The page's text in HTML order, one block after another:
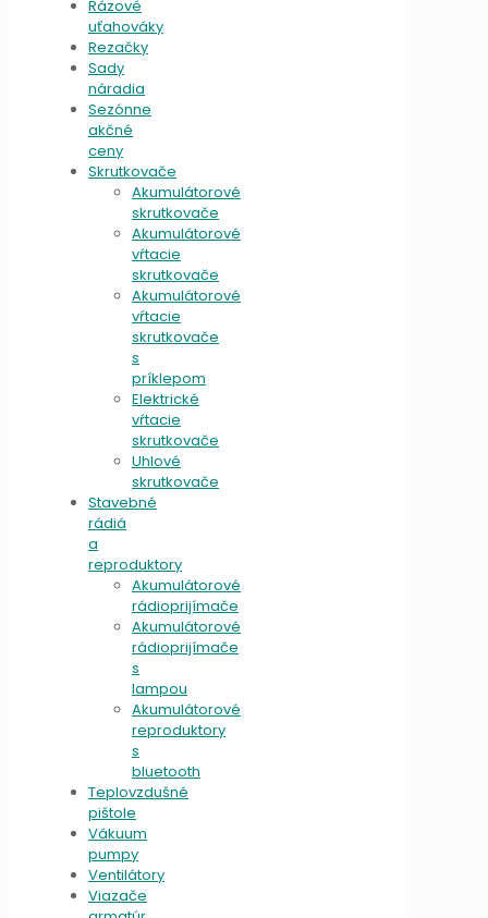
Rázové
uťahováky
Rezačky
Sady
náradia
Sezónne
akčné
ceny
Skrutkovače
Akumulátorové
skrutkovače
Akumulátorové
vŕtacie
skrutkovače
Akumulátorové
vŕtacie
skrutkovače
s
príklepom
Elektrické
vŕtacie
skrutkovače
Uhlové
skrutkovače
Stavebné
rádiá
a
reproduktory
Akumulátorové
rádioprijímače
Akumulátorové
rádioprijímače
s
lampou
Akumulátorové
reproduktory
s
bluetooth
Teplovzdušné
pištole
Vákuum
pumpy
Ventilátory
Viazače